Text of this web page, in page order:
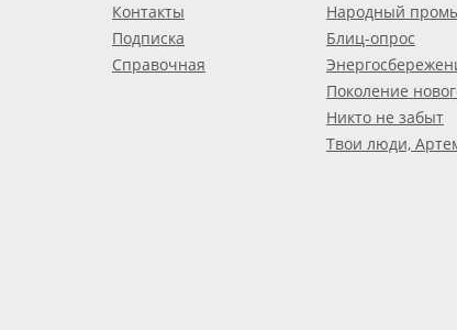
Контакты
Подписка
Справочная
Народный
Блиц-опрос
Поколение
Никто не забыт
Твои люди,